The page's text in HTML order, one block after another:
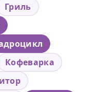
Гриль
Кофеварка